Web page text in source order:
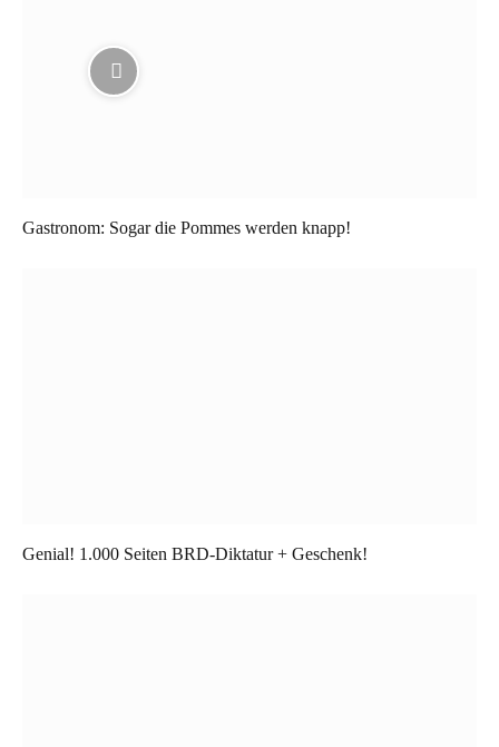
Gastronom: Sogar die Pommes werden knapp!
Genial! 1.000 Seiten BRD-Diktatur + Geschenk!